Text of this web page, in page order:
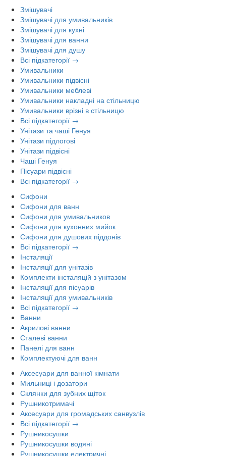
Змішувачі
Змішувачі для умивальників
Змішувачі для кухні
Змішувачі для ванни
Змішувачі для душу
Всі підкатегорії →
Умивальники
Умивальники підвісні
Умивальники меблеві
Умивальники накладні на стільницю
Умивальники врізні в стільницю
Всі підкатегорії →
Унітази та чаші Генуя
Унітази підлогові
Унітази підвісні
Чаші Генуя
Пісуари підвісні
Всі підкатегорії →
Сифони
Сифони для ванн
Сифони для умивальников
Сифони для кухонних мийок
Сифони для душових піддонів
Всі підкатегорії →
Інсталяції
Інсталяції для унітазів
Комплекти інсталяцій з унітазом
Інсталяції для пісуарів
Інсталяції для умивальників
Всі підкатегорії →
Ванни
Акрилові ванни
Сталеві ванни
Панелі для ванн
Комплектуючі для ванн
Аксесуари для ванної кімнати
Мильниці і дозатори
Склянки для зубних щіток
Рушникотримачі
Аксесуари для громадських санвузлів
Всі підкатегорії →
Рушникосушки
Рушникосушки водяні
Рушникосушки електричні